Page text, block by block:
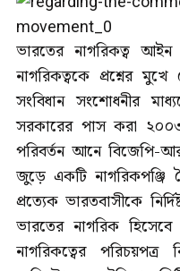
ভারতের নাগরিকত্ব
নাগরিকত্বকে প্রশ্নের
সংবিধান সংশোধনীর
সরকারের পাস করা
পরিবর্তন আনে
জুড়ে একটি নাগরিকপঞ্জি
প্রত্যেক ভারতবাসীকে
ভারতের নাগরিক
নাগরিকত্বের